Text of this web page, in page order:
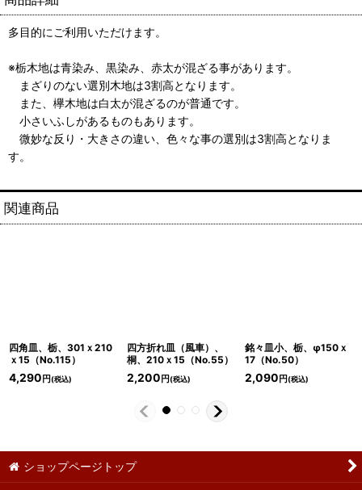
多目的にご利用いただけます。
※栃木地は青染み、黒染み、赤太が混ざる事があります。
まざりのない選別木地は3割高となります。
また、欅木地は白太が混ざるのが普通です。
小さいふしがあるものもあります。
微妙な反り・大きさの違い、色々な事の選別は3割高となりま
す。
関連商品
四角皿、栃、301ｘ210
ｘ15（No.115）
4,290 円(税込)
四方折れ皿（風車）、
桐、210ｘ15（No.55）
2,200 円(税込)
銘々皿小、栃、φ150ｘ
17（No.50）
2,090 円(税込)
ショップページトップ